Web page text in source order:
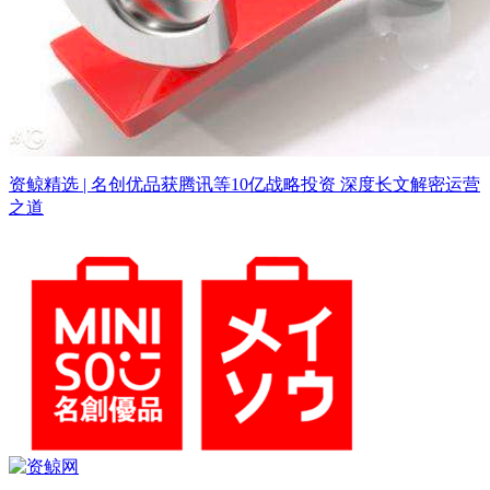
资鲸精选 | 名创优品获腾讯等10亿战略投资 深度长文解密运营
之道